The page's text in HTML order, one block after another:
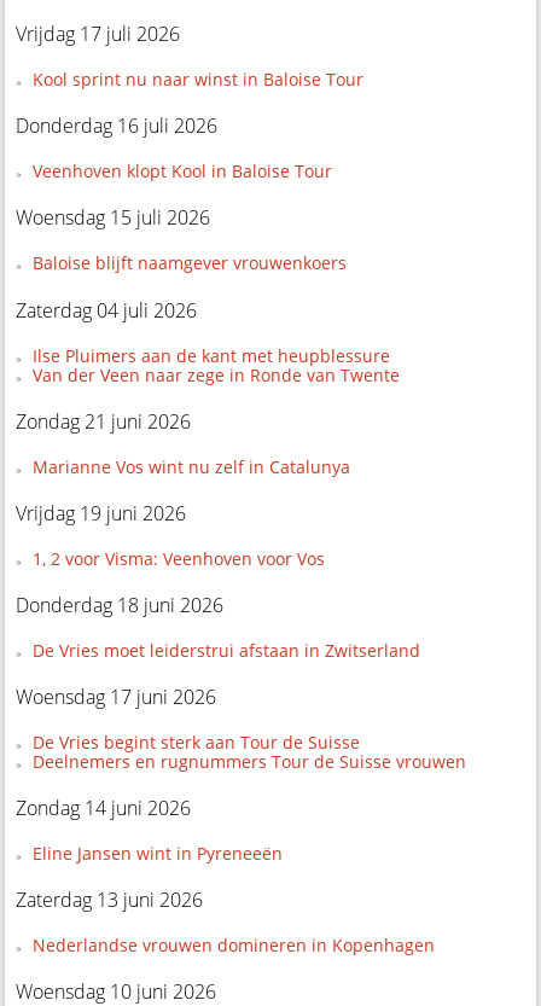
Vrijdag 17 juli 2026
Kool sprint nu naar winst in Baloise Tour
Donderdag 16 juli 2026
Veenhoven klopt Kool in Baloise Tour
Woensdag 15 juli 2026
Baloise blijft naamgever vrouwenkoers
Zaterdag 04 juli 2026
Ilse Pluimers aan de kant met heupblessure
Van der Veen naar zege in Ronde van Twente
Zondag 21 juni 2026
Marianne Vos wint nu zelf in Catalunya
Vrijdag 19 juni 2026
1, 2 voor Visma: Veenhoven voor Vos
Donderdag 18 juni 2026
De Vries moet leiderstrui afstaan in Zwitserland
Woensdag 17 juni 2026
De Vries begint sterk aan Tour de Suisse
Deelnemers en rugnummers Tour de Suisse vrouwen
Zondag 14 juni 2026
Eline Jansen wint in Pyreneeën
Zaterdag 13 juni 2026
Nederlandse vrouwen domineren in Kopenhagen
Woensdag 10 juni 2026